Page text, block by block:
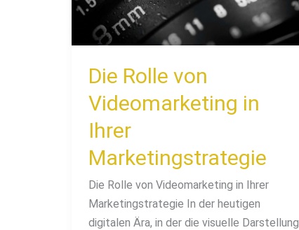
Die Rolle von
Videomarketing in
Ihrer
Marketingstrategie
Die Rolle von Videomarketing in Ihrer
Marketingstrategie In der heutigen
digitalen Ära, in der die visuelle Darstellung
Marketingstrategie